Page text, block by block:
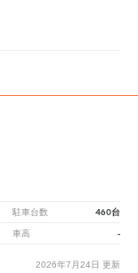
駐車台数 460台
車高 -
2026年7月24日 更新